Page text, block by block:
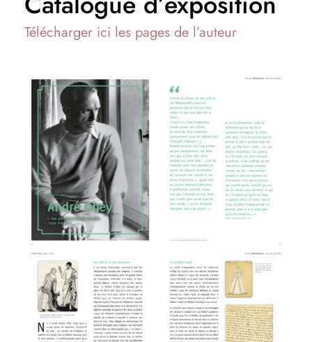
Télécharger ici les pages de l’auteur